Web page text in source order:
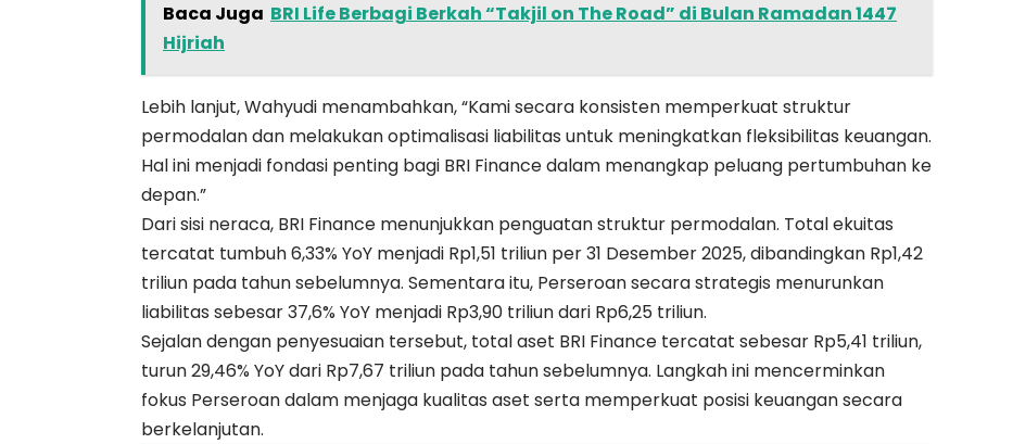
Baca Juga BRI Life Berbagi Berkah “Takjil on The Road” di Bulan Ramadan 1447
Hijriah
Lebih lanjut, Wahyudi menambahkan, “Kami secara konsisten memperkuat struktur
permodalan dan melakukan optimalisasi liabilitas untuk meningkatkan fleksibilitas keuangan.
Hal ini menjadi fondasi penting bagi BRI Finance dalam menangkap peluang pertumbuhan ke
depan.”
Dari sisi neraca, BRI Finance menunjukkan penguatan struktur permodalan. Total ekuitas
tercatat tumbuh 6,33% YoY menjadi Rp1,51 triliun per 31 Desember 2025, dibandingkan Rp1,42
triliun pada tahun sebelumnya. Sementara itu, Perseroan secara strategis menurunkan
liabilitas sebesar 37,6% YoY menjadi Rp3,90 triliun dari Rp6,25 triliun.
Sejalan dengan penyesuaian tersebut, total aset BRI Finance tercatat sebesar Rp5,41 triliun,
turun 29,46% YoY dari Rp7,67 triliun pada tahun sebelumnya. Langkah ini mencerminkan
fokus Perseroan dalam menjaga kualitas aset serta memperkuat posisi keuangan secara
berkelanjutan.